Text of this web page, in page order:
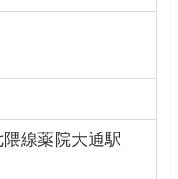
隈線薬院大通駅